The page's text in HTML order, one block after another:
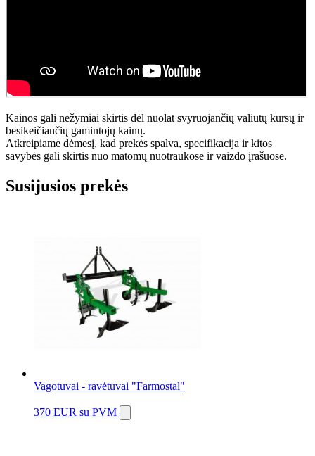
Kainos gali nežymiai skirtis dėl nuolat svyruojančių valiutų kursų ir
besikeičiančių gamintojų kainų.
Atkreipiame dėmesį, kad prekės spalva, specifikacija ir kitos
savybės gali skirtis nuo matomų nuotraukose ir vaizdo įrašuose.
Susijusios prekės
Vagotuvai - ravėtuvai "Farmostal"
370 EUR su PVM